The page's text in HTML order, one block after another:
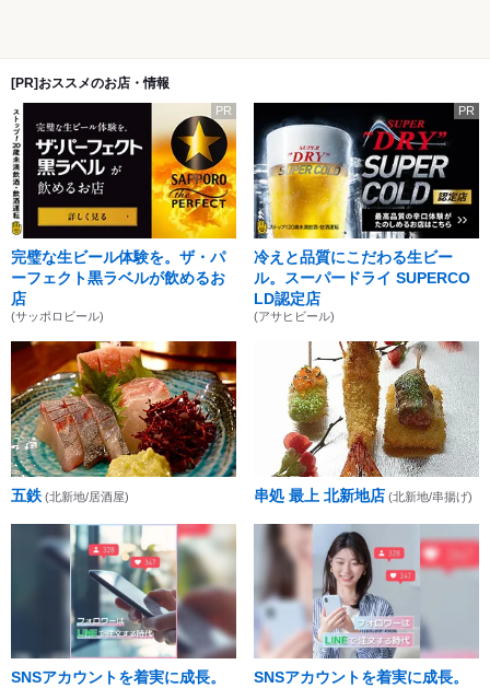
[PR]おススメのお店・情報
PR
完璧な生ビール体験を。ザ・パ
ーフェクト黒ラベルが飲めるお
店
(サッポロビール)
PR
冷えと品質にこだわる生ビー
ル。スーパードライ SUPERCO
LD認定店
(アサヒビール)
五鉄 (北新地/居酒屋) 串処 最上 北新地店 (北新地/串揚げ)
SNSアカウントを着実に成長。
SNSアカウントを着実に成長。